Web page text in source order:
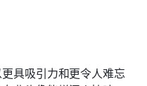
具吸引力和更令人难忘